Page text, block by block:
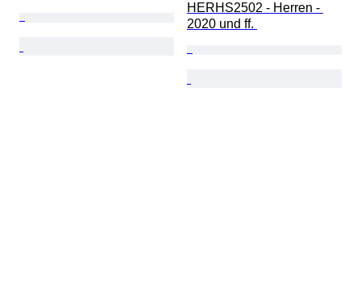
HERHS2502 - Herren -
2020 und ff.